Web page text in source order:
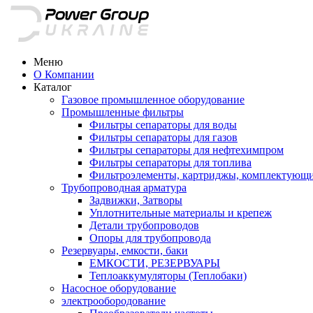
Меню
О Компании
Каталог
Газовое промышленное оборудование
Промышленные фильтры
Фильтры сепараторы для воды
Фильтры сепараторы для газов
Фильтры сепараторы для нефтехимпром
Фильтры сепараторы для топлива
Фильтроэлементы, картриджы,
Трубопроводная арматура
Задвижки, Затворы
Уплотнительные материалы и крепеж
Детали трубопроводов
Опоры для трубопровода
Резервуары, емкости, баки
ЕМКОСТИ, РЕЗЕРВУАРЫ
Теплоаккумуляторы (Теплобаки)
Насосное оборудование
электрообородование